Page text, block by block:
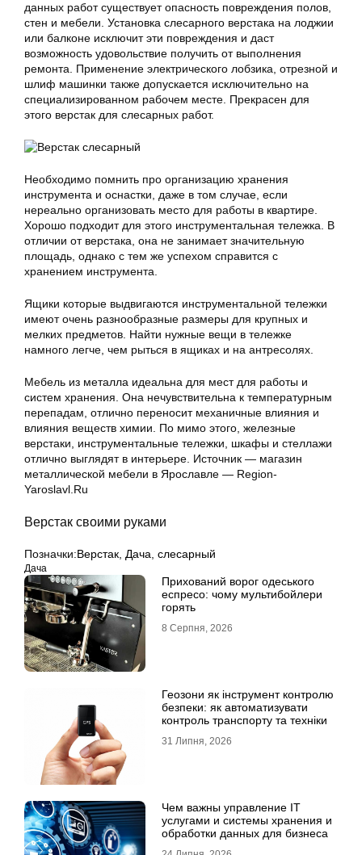
данных работ существует опасность повреждения полов,
стен и мебели. Установка слесарного верстака на лоджии
или балконе исключит эти повреждения и даст
возможность удовольствие получить от выполнения
ремонта. Применение электрического лобзика, отрезной и
шлиф машинки также допускается исключительно на
специализированном рабочем месте. Прекрасен для
этого верстак для слесарных работ.
Необходимо помнить про организацию хранения
инструмента и оснастки, даже в том случае, если
нереально организовать место для работы в квартире.
Хорошо подходит для этого инструментальная тележка. В
отличии от верстака, она не занимает значительную
площадь, однако с тем же успехом справится с
хранением инструмента.
Ящики которые выдвигаются инструментальной тележки
имеют очень разнообразные размеры для крупных и
мелких предметов. Найти нужные вещи в тележке
намного легче, чем рыться в ящиках и на антресолях.
Мебель из металла идеальна для мест для работы и
систем хранения. Она нечувствительна к температурным
перепадам, отлично переносит механичные влияния и
влияния веществ химии. По мимо этого, железные
верстаки, инструментальные тележки, шкафы и стеллажи
отлично выглядят в интерьере. Источник — магазин
металлической мебели в Ярославле — Region-
Yaroslavl.Ru
Верстак своими руками
Позначки:Верстак Дача слесарный
Дача
Прихований ворог одеського
еспресо: чому мультибойлери
горять
8 Серпня, 2026
Геозони як інструмент контролю
безпеки: як автоматизувати
контроль транспорту та техніки
31 Липня, 2026
Чем важны управление IT
услугами и системы хранения и
обработки данных для бизнеса